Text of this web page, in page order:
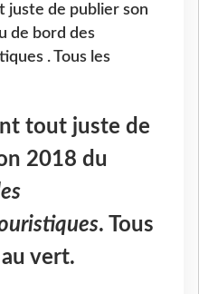
juste de publier son
de bord des
. Tous les
tout juste de
2018 du
. Tous
vert.